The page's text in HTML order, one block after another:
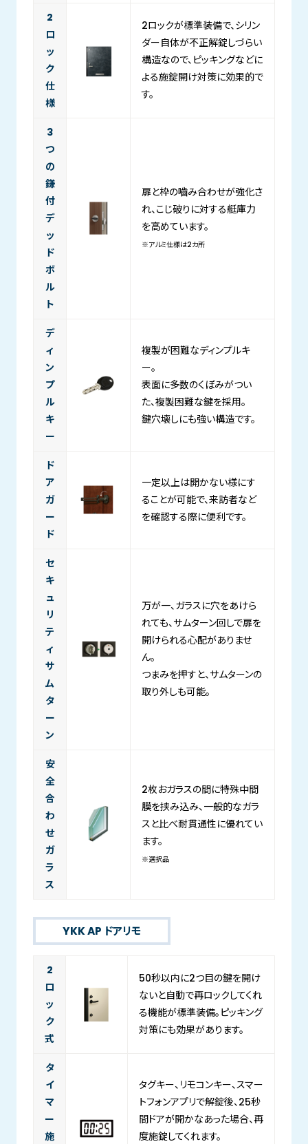
2
ロ
ッ
ク
仕
様
2ロックが標準装備で、シリン
ダー自体が不正解錠しづらい
構造なので、ピッキングなどに
よる施錠開け対策に効果的で
す。
3
つ
の
鎌
付
デ
ッ
ド
ボ
ル
ト
扉と枠の嚙み合わせが強化さ
れ、こじ破りに対する艇庫力
を高めています。
※アルミ仕様は2カ所
デ
ィ
ン
プ
ル
キ
ー
複製が困難なディンプルキ
ー。
表面に多数のくぼみがつい
た、複製困難な鍵を採用。
鍵穴壊しにも強い構造です。
ド
ア
ガ
ー
ド
一定以上は開かない様にす
ることが可能で、来訪者など
を確認する際に便利です。
セ
キ
ュ
リ
テ
ィ
サ
ム
タ
ー
ン
万が一、ガラスに穴をあけら
れても、サムターン回しで扉を
開けられる心配がありませ
ん。
つまみを押すと、サムターンの
取り外しも可能。
安
全
合
わ
せ
ガ
ラ
ス
2枚おガラスの間に特殊中間
膜を挟み込み、一般的なガラ
スと比べ耐貫通性に優れてい
ます。
※選択品
YKK AP ドアリモ
2
ロ
ッ
ク
式
50秒以内に2つ目の鍵を開け
ないと自動で再ロックしてくれ
る機能が標準装備。ピッキング
対策にも効果があります。
タ
イ
マ
ー
施
タグキー、リモコンキー、スマー
トフォンアプリで解錠後、25秒
間ドアが開かなあった場合、再
度施錠してくれます。